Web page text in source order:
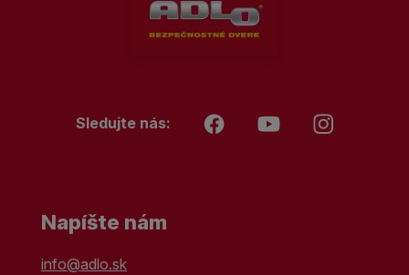
Sledujte nás:
Napíšte nám
info@adlo.sk